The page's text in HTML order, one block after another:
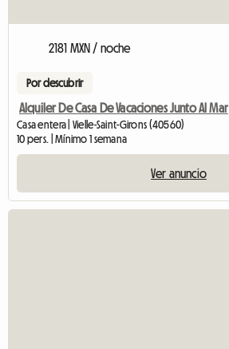
2181 MXN / noche
Por descubrir
Alquiler De Casa De Vacaciones Junto Al Mar
Casa entera | Vielle-Saint-Girons (40560)
10 pers. | Mínimo 1 semana
Ver anuncio